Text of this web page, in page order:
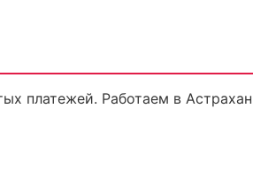
платежей. Работаем в